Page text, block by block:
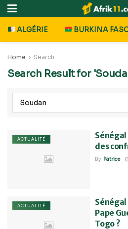
ALGÉRIE BURKINA
Home Search
Search Result for
ACTUALITÉ
Sénégal
des
By Patrice
ACTUALITÉ
Pape
Togo ?